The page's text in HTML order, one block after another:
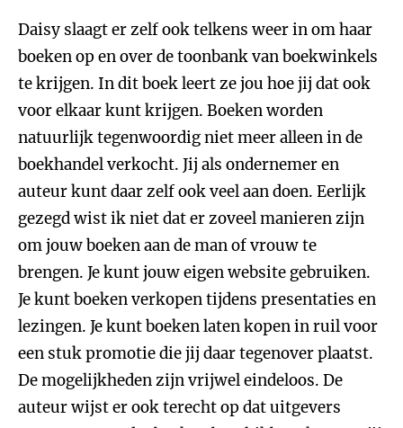
Daisy slaagt er zelf ook telkens weer in om haar
boeken op en over de toonbank van boekwinkels
te krijgen. In dit boek leert ze jou hoe jij dat ook
voor elkaar kunt krijgen. Boeken worden
natuurlijk tegenwoordig niet meer alleen in de
boekhandel verkocht. Jij als ondernemer en
auteur kunt daar zelf ook veel aan doen. Eerlijk
gezegd wist ik niet dat er zoveel manieren zijn
om jouw boeken aan de man of vrouw te
brengen. Je kunt jouw eigen website gebruiken.
Je kunt boeken verkopen tijdens presentaties en
lezingen. Je kunt boeken laten kopen in ruil voor
een stuk promotie die jij daar tegenover plaatst.
De mogelijkheden zijn vrijwel eindeloos. De
auteur wijst er ook terecht op dat uitgevers